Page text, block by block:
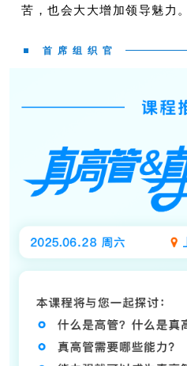
苦，也会大大增加领导魅力。
首席组织官